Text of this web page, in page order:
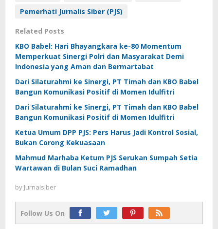
Pemerhati Jurnalis Siber (PJS)
Related Posts
KBO Babel: Hari Bhayangkara ke-80 Momentum
Memperkuat Sinergi Polri dan Masyarakat Demi
Indonesia yang Aman dan Bermartabat
Dari Silaturahmi ke Sinergi, PT Timah dan KBO Babel
Bangun Komunikasi Positif di Momen Idulfitri
Dari Silaturahmi ke Sinergi, PT Timah dan KBO Babel
Bangun Komunikasi Positif di Momen Idulfitri
Ketua Umum DPP PJS: Pers Harus Jadi Kontrol Sosial,
Bukan Corong Kekuasaan
Mahmud Marhaba Ketum PJS Serukan Sumpah Setia
Wartawan di Bulan Suci Ramadhan
by Jurnalsiber
Follow Us On